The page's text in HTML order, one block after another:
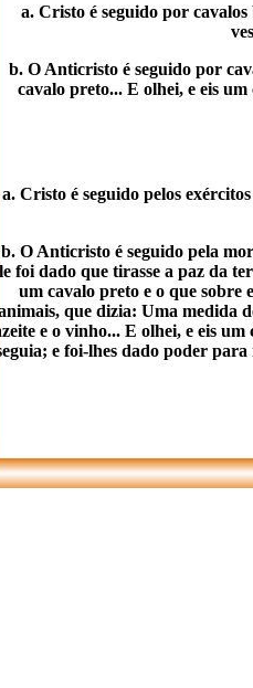
a. Cristo é seguido por
b. O Anticristo é seguido por
cavalo preto... E olhei, e eis
a. Cristo é seguido pelos
b. O Anticristo é seguido pela
foi dado que tirasse a paz da
um cavalo preto e o que sobre
que dizia: Uma medida
e o vinho... E olhei, e eis
e foi-lhes dado poder